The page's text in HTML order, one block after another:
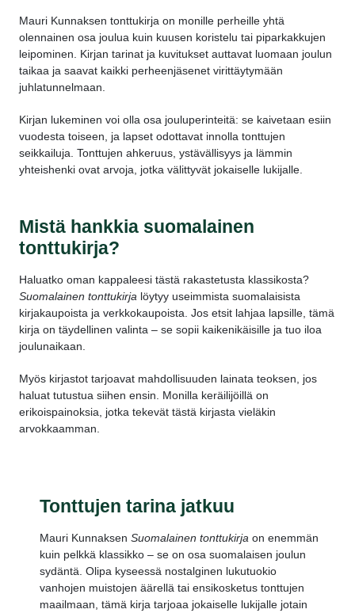
Mauri Kunnaksen tonttukirja on monille perheille yhtä
olennainen osa joulua kuin kuusen koristelu tai piparkakkujen
leipominen. Kirjan tarinat ja kuvitukset auttavat luomaan joulun
taikaa ja saavat kaikki perheenjäsenet virittäytymään
juhlatunnelmaan.
Kirjan lukeminen voi olla osa jouluperinteitä: se kaivetaan esiin
vuodesta toiseen, ja lapset odottavat innolla tonttujen
seikkailuja. Tonttujen ahkeruus, ystävällisyys ja lämmin
yhteishenki ovat arvoja, jotka välittyvät jokaiselle lukijalle.
Mistä hankkia suomalainen
tonttukirja?
Haluatko oman kappaleesi tästä rakastetusta klassikosta?
Suomalainen tonttukirja löytyy useimmista suomalaisista
kirjakaupoista ja verkkokaupoista. Jos etsit lahjaa lapsille, tämä
kirja on täydellinen valinta – se sopii kaikenikäisille ja tuo iloa
joulunaikaan.
Myös kirjastot tarjoavat mahdollisuuden lainata teoksen, jos
haluat tutustua siihen ensin. Monilla keräilijöillä on
erikoispainoksia, jotka tekevät tästä kirjasta vieläkin
arvokkaamman.
Tonttujen tarina jatkuu
Mauri Kunnaksen Suomalainen tonttukirja on enemmän
kuin pelkkä klassikko – se on osa suomalaisen joulun
sydäntä. Olipa kyseessä nostalginen lukutuokio
vanhojen muistojen äärellä tai ensikosketus tonttujen
maailmaan, tämä kirja tarjoaa jokaiselle lukijalle jotain